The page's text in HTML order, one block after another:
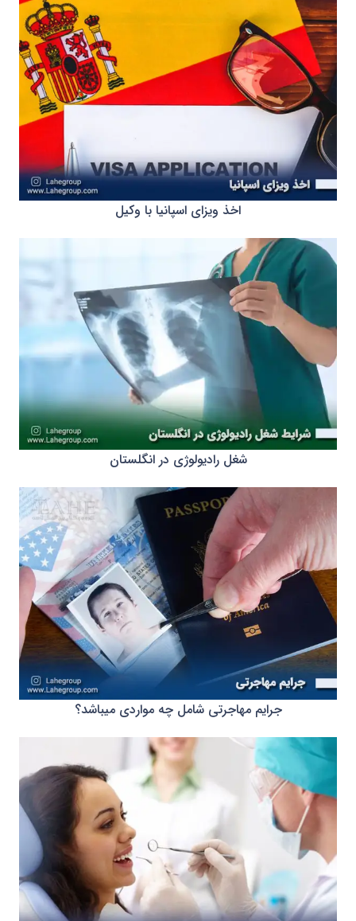
اخذ ویزای اسپانیا با وکیل
شغل رادیولوژی در انگلستان
جرایم مهاجرتی شامل چه مواردی میباشد؟